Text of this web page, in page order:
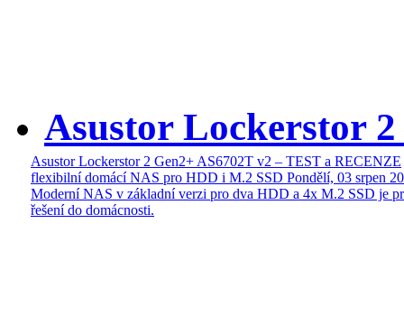
Asustor Lockerstor
Asustor Lockerstor 2 Gen2+ AS6702T v2 – TEST a RECENZE
flexibilní domácí NAS pro HDD i M.2 SSD Pondělí, 03 srpen
Moderní NAS v základní verzi pro dva HDD a 4x M.2 SSD je
řešení do domácnosti.